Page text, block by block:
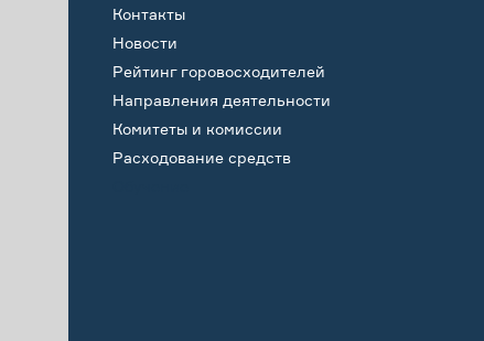
Контакты
Новости
Рейтинг горовосходителей
Направления деятельности
Комитеты и комиссии
Расходование средств